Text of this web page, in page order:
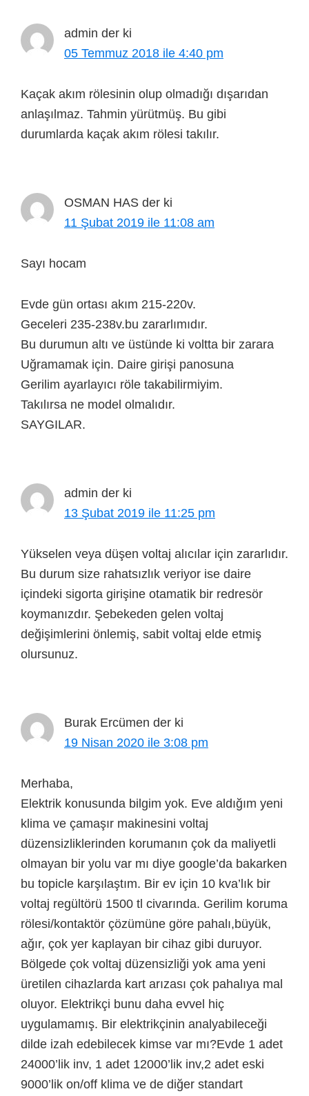
admin der ki
05 Temmuz 2018 ile 4:40 pm
Kaçak akım rölesinin olup olmadığı dışarıdan
anlaşılmaz. Tahmin yürütmüş. Bu gibi
durumlarda kaçak akım rölesi takılır.
OSMAN HAS der ki
11 Şubat 2019 ile 11:08 am
Sayı hocam
Evde gün ortası akım 215-220v.
Geceleri 235-238v.bu zararlımıdır.
Bu durumun altı ve üstünde ki voltta bir zarara
Uğramamak için. Daire girişi panosuna
Gerilim ayarlayıcı röle takabilirmiyim.
Takılırsa ne model olmalıdır.
SAYGILAR.
admin der ki
13 Şubat 2019 ile 11:25 pm
Yükselen veya düşen voltaj alıcılar için zararlıdır.
Bu durum size rahatsızlık veriyor ise daire
içindeki sigorta girişine otamatik bir redresör
koymanızdır. Şebekeden gelen voltaj
değişimlerini önlemiş, sabit voltaj elde etmiş
olursunuz.
Burak Ercümen der ki
19 Nisan 2020 ile 3:08 pm
Merhaba,
Elektrik konusunda bilgim yok. Eve aldığım yeni
klima ve çamaşır makinesini voltaj
düzensizliklerinden korumanın çok da maliyetli
olmayan bir yolu var mı diye google’da bakarken
bu topicle karşılaştım. Bir ev için 10 kva’lık bir
voltaj regültörü 1500 tl civarında. Gerilim koruma
rölesi/kontaktör çözümüne göre pahalı,büyük,
ağır, çok yer kaplayan bir cihaz gibi duruyor.
Bölgede çok voltaj düzensizliği yok ama yeni
üretilen cihazlarda kart arızası çok pahalıya mal
oluyor. Elektrikçi bunu daha evvel hiç
uygulamamış. Bir elektrikçinin analyabileceği
dilde izah edebilecek kimse var mı?Evde 1 adet
24000’lik inv, 1 adet 12000’lik inv,2 adet eski
9000’lik on/off klima ve de diğer standart